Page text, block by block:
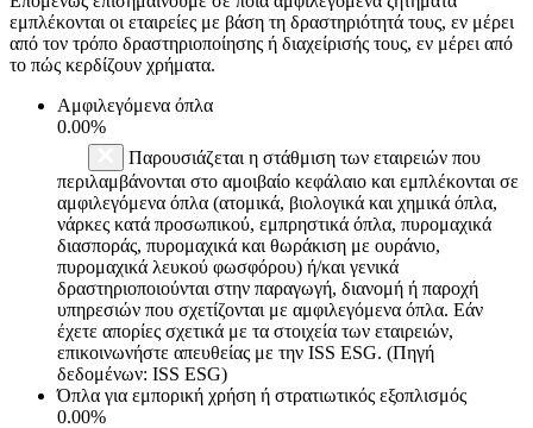
εμπλέκονται οι εταιρείες με βάση τη δραστηριότητά τους, εν μέρει
από τον τρόπο δραστηριοποίησης ή διαχείρισής τους, εν μέρει από
το πώς κερδίζουν χρήματα.
Αμφιλεγόμενα όπλα
0.00%
Παρουσιάζεται η στάθμιση των εταιρειών που
περιλαμβάνονται στο αμοιβαίο κεφάλαιο και εμπλέκονται σε
αμφιλεγόμενα όπλα (ατομικά, βιολογικά και χημικά όπλα,
νάρκες κατά προσωπικού, εμπρηστικά όπλα, πυρομαχικά
διασποράς, πυρομαχικά και θωράκιση με ουράνιο,
πυρομαχικά λευκού φωσφόρου) ή/και γενικά
δραστηριοποιούνται στην παραγωγή, διανομή ή παροχή
υπηρεσιών που σχετίζονται με αμφιλεγόμενα όπλα. Εάν
έχετε απορίες σχετικά με τα στοιχεία των εταιρειών,
επικοινωνήστε απευθείας με την ISS ESG. (Πηγή
δεδομένων: ISS ESG)
Όπλα για εμπορική χρήση ή στρατιωτικός εξοπλισμός
0.00%